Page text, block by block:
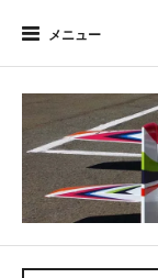
メニュー